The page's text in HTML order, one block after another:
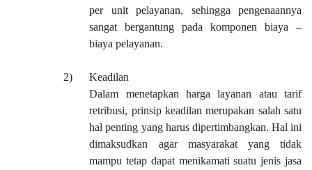
per unit pelayanan, sehingga pengenaannya
sangat bergantung pada komponen biaya –
biaya pelayanan.
2)
Keadilan
Dalam menetapkan harga layanan atau tarif
retribusi, prinsip keadilan merupakan salah satu
hal penting yang harus dipertimbangkan. Hal ini
dimaksudkan agar masyarakat yang tidak
mampu tetap dapat menikamati suatu jenis jasa